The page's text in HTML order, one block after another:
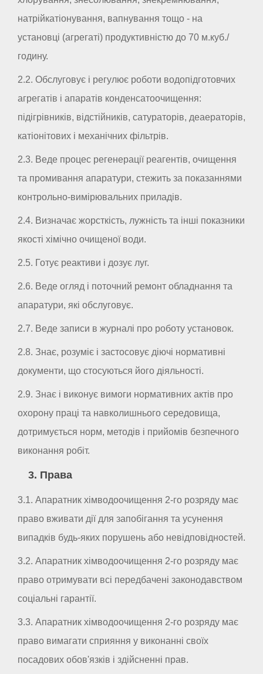
натрійкатіонування, вапнування тощо - на
установці (агрегаті) продуктивністю до 70 м.куб./
годину.
2.2. Обслуговує і регулює роботи водопідготовчих
агрегатів і апаратів конденсатоочищення:
підігрівників, відстійників, сатураторів, деаераторів,
катіонітових і механічних фільтрів.
2.3. Веде процес регенерації реагентів, очищення
та промивання апаратури, стежить за показаннями
контрольно-вимірювальних приладів.
2.4. Визначає жорсткість, лужність та інші показники
якості хімічно очищеної води.
2.5. Готує реактиви і дозує луг.
2.6. Веде огляд і поточний ремонт обладнання та
апаратури, які обслуговує.
2.7. Веде записи в журналі про роботу установок.
2.8. Знає, розуміє і застосовує діючі нормативні
документи, що стосуються його діяльності.
2.9. Знає і виконує вимоги нормативних актів про
охорону праці та навколишнього середовища,
дотримується норм, методів і прийомів безпечного
виконання робіт.
3. Права
3.1. Апаратник хімводоочищення 2-го розряду має
право вживати дії для запобігання та усунення
випадків будь-яких порушень або невідповідностей.
3.2. Апаратник хімводоочищення 2-го розряду має
право отримувати всі передбачені законодавством
соціальні гарантії.
3.3. Апаратник хімводоочищення 2-го розряду має
право вимагати сприяння у виконанні своїх
посадових обов'язків і здійсненні прав.